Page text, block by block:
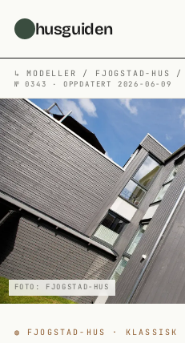
husguiden
↳MODELLER / FJOGSTAD-HUS /
№ 0343 · OPPDATERT 2026-06-09
FOTO: FJOGSTAD-HUS
◍ FJOGSTAD-HUS · KLASSISK